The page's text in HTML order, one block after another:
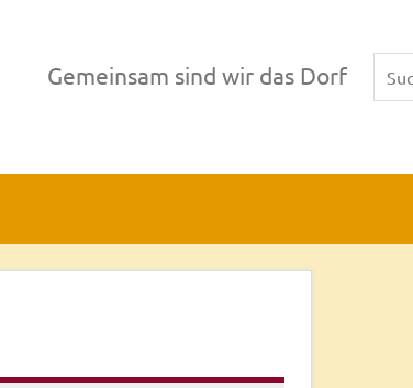
Gemeinsam sind wir das Dorf